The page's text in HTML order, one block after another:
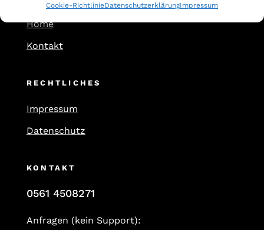
Cookie-RichtlinieDatenschutzerklärungImpressum
Home
Kontakt
RECHTLICHES
Impressum
Datenschutz
KONTAKT
0561 4508271
Anfragen (kein Support):